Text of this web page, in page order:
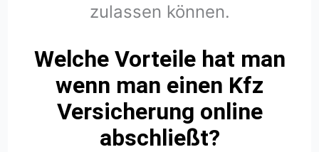
zulassen können.
Welche Vorteile hat man
wenn man einen Kfz
Versicherung online
abschließt?